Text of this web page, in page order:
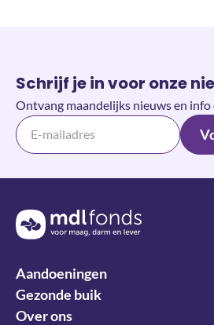
Schrijf je in voor onze
Ontvang maandelijks nieuws en info
Terug naar de homepage
Aandoeningen
Gezonde buik
Over ons